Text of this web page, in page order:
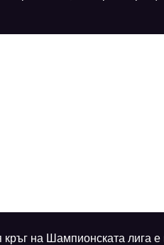
на Шампионската лига